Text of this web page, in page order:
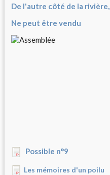
De l'autre côté de la rivière,
Ne peut être vendu
Possible n°9
Les mémoires d'un poilu